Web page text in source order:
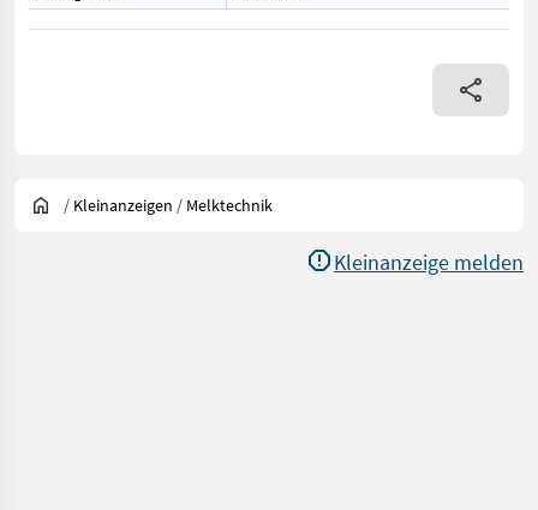
/ Kleinanzeigen / Melktechnik
Kleinanzeige melden